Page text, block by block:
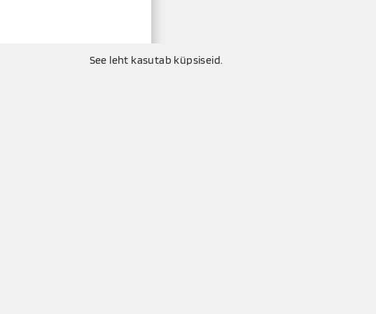
See leht kasutab küpsiseid.